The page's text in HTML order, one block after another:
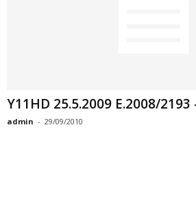
Y11HD 25.5.2009 E.2008/2193
admin - 29/09/2010